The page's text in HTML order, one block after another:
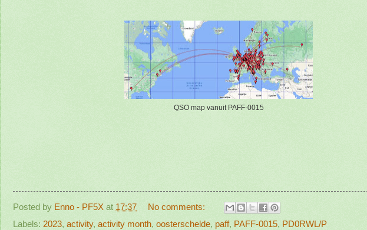
QSO map vanuit PAFF-0015
Posted by Enno - PF5X at 17:37
No comments:
Labels: 2023, activity, activity month, oosterschelde, paff, PAFF-0015, PD0RWL/P